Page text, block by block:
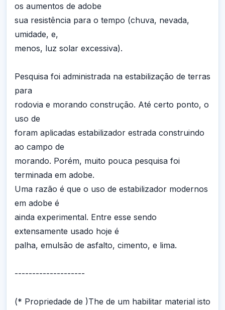
os aumentos de adobe
sua resistência para o tempo (chuva, nevada,
umidade, e,
menos, luz solar excessiva).
Pesquisa foi administrada na estabilização de terras
para
rodovia e morando construção. Até certo ponto, o
uso de
foram aplicadas estabilizador estrada construindo
ao campo de
morando. Porém, muito pouca pesquisa foi
terminada em adobe.
Uma razão é que o uso de estabilizador modernos
em adobe é
ainda experimental. Entre esse sendo
extensamente usado hoje é
palha, emulsão de asfalto, cimento, e lima.
--------------------
(* Propriedade de )The de um habilitar material isto